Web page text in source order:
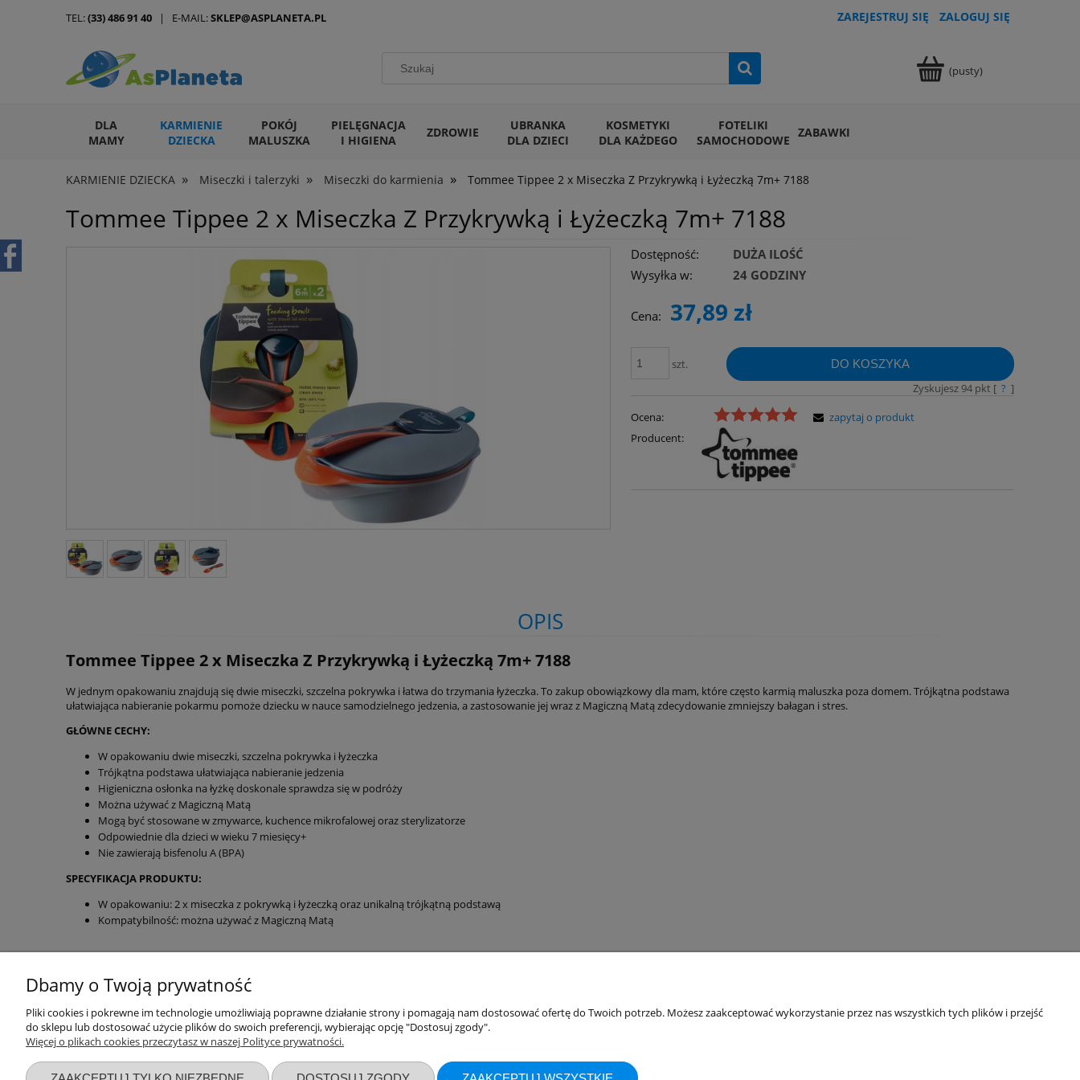
ZAREJESTRUJ SIĘ ZALOGUJ SIĘ
(pusty)
DLA
MAMY
KARMIENIE
DZIECKA
POKÓJ
MALUSZKA
PIELĘGNACJA
I HIGIENA
ZDROWIE
UBRANKA
DLA DZIECI
KOSMETYKI
DLA KAŻDEGO
FOTELIKI
SAMOCHODOWE ZABAWKI
ARTYKUŁY DLA ZWIERZĄT
KARMIENIE DZIECKA » Miseczki i talerzyki » Miseczki do karmienia » Tommee Tippee 2 x Miseczka Z Przykrywką i Łyżeczką 7m+ 7188
TEL:(33) 486 91 40 | E-MAIL:SKLEP@ASPLANETA.PL
Tommee Tippee 2 x Miseczka Z Przykrywką i Łyżeczką 7m+ 7188
Dostępność:
DUŻA ILOŚĆ
Wysyłka w:
24 GODZINY
Cena: 37,89 zł
szt. DO KOSZYKA
Zyskujesz 94pkt [ ? ]
Ocena:
Producent:
zapytaj o produkt
OPIS
Tommee Tippee 2 x Miseczka Z Przykrywką i Łyżeczką 7m+ 7188
W jednym opakowaniu znajdują się dwie miseczki, szczelna pokrywka i łatwa do trzymania łyżeczka. To zakup obowiązkowy dla mam, które często karmią maluszka poza domem. Trójkątna podstawa
ułatwiająca nabieranie pokarmu pomoże dziecku w nauce samodzielnego jedzenia, a zastosowanie jej wraz z Magiczną Matą zdecydowanie zmniejszy bałagan i stres.
GŁÓWNE CECHY:
W opakowaniu dwie miseczki, szczelna pokrywka i łyżeczka
Trójkątna podstawa ułatwiająca nabieranie jedzenia
Higieniczna osłonka na łyżkę doskonale sprawdza się w podróży
Można używać z Magiczną Matą
Mogą być stosowane w zmywarce, kuchence mikrofalowej oraz sterylizatorze
Odpowiednie dla dzieci w wieku 7 miesięcy+
Nie zawierają bisfenolu A (BPA)
SPECYFIKACJA PRODUKTU:
W opakowaniu: 2 x miseczka z pokrywką i łyżeczką oraz unikalną trójkątną podstawą
Kompatybilność: można używać z Magiczną Matą
Przydatne linki
Nowości
Promocje
Warunki zakupów
Regulaminy
Zwroty i reklamacje
Moje konto
Ustawienia konta
Informacje o sklepie
Dbamy o Twoją prywatność
Pliki cookies i pokrewne im technologie umożliwiają poprawne działanie strony i pomagają nam dostosować ofertę do Twoich potrzeb. Możesz zaakceptować wykorzystanie przez nas wszystkich tych plików i przejść
do sklepu lub dostosować użycie plików do swoich preferencji, wybierając opcję "Dostosuj zgody".
Więcej o plikach cookies przeczytasz w naszej Polityce prywatności.